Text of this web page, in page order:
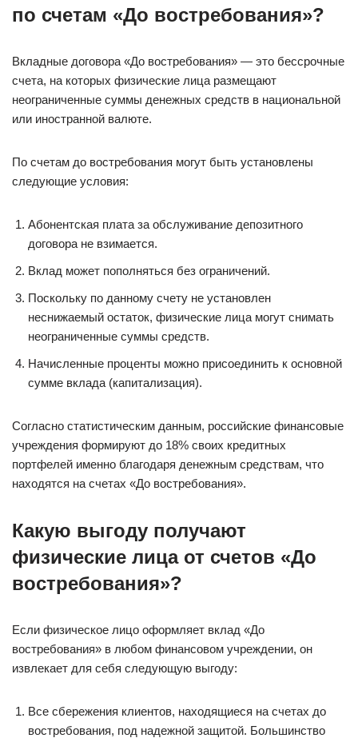
по счетам «До востребования»?
Вкладные договора «До востребования» — это бессрочные
счета, на которых физические лица размещают
неограниченные суммы денежных средств в национальной
или иностранной валюте.
По счетам до востребования могут быть установлены
следующие условия:
Абонентская плата за обслуживание депозитного
договора не взимается.
Вклад может пополняться без ограничений.
Поскольку по данному счету не установлен
неснижаемый остаток, физические лица могут снимать
неограниченные суммы средств.
Начисленные проценты можно присоединить к основной
сумме вклада (капитализация).
Согласно статистическим данным, российские финансовые
учреждения формируют до 18% своих кредитных
портфелей именно благодаря денежным средствам, что
находятся на счетах «До востребования».
Какую выгоду получают
физические лица от счетов «До
востребования»?
Если физическое лицо оформляет вклад «До
востребования» в любом финансовом учреждении, он
извлекает для себя следующую выгоду:
Все сбережения клиентов, находящиеся на счетах до
востребования, под надежной защитой. Большинство